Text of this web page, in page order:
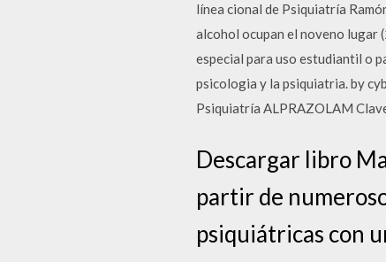
línea cional de Psiquiatría
alcohol ocupan el noveno lugar
especial para uso estudiantil o
psicologia y la psiquiatria. by
Psiquiatría ALPRAZOLAM
Descargar libro
partir de
psiquiátricas con